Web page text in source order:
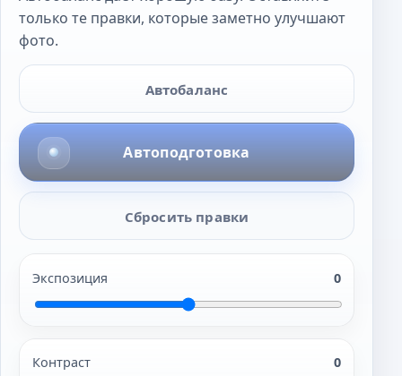
только те правки, которые заметно улучшают
фото.
Автобаланс
Автоподготовка
Сбросить правки
Экспозиция 0
Контраст 0